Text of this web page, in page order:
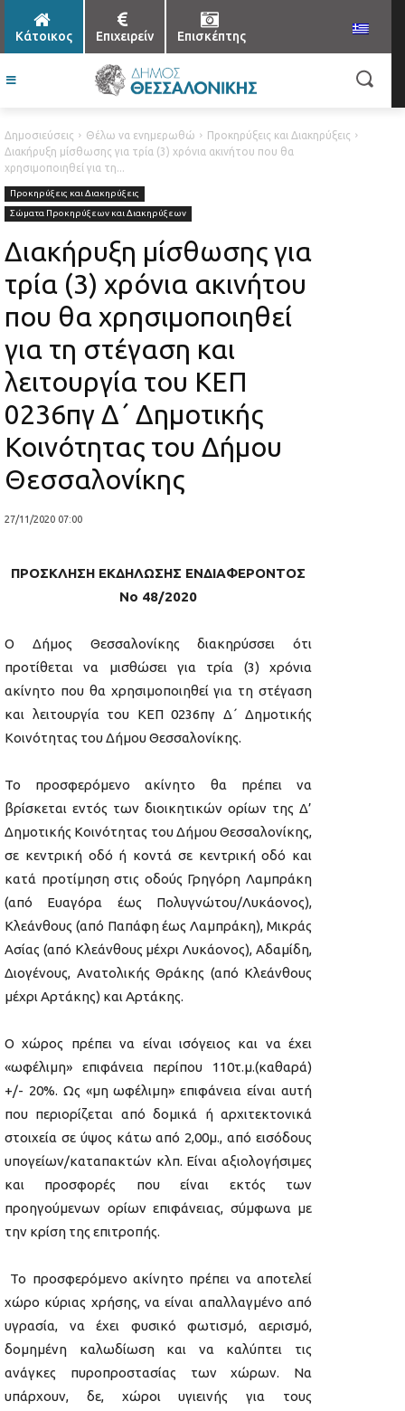
Κάτοικος Επιχειρείν Επισκέπτης
Δημοσιεύσεις Θέλω να ενημερωθώ
Προκηρύξεις και Διακηρύξεις
Διακήρυξη μίσθωσης για τρία (3) χρόνια ακινήτου που θα
χρησιμοποιηθεί για τη...
Προκηρύξεις και Διακηρύξεις
Σώματα Προκηρύξεων και Διακηρύξεων
Διακήρυξη μίσθωσης για
τρία (3) χρόνια ακινήτου
που θα χρησιμοποιηθεί
για τη στέγαση και
λειτουργία του ΚΕΠ
0236πγ Δ΄ Δημοτικής
Κοινότητας του Δήμου
Θεσσαλονίκης
27/11/2020 07:00
ΠΡΟΣΚΛΗΣΗ ΕΚΔΗΛΩΣΗΣ ΕΝΔΙΑΦΕΡΟΝΤΟΣ
Νο 48/2020
Ο Δήμος Θεσσαλονίκης διακηρύσσει ότι
προτίθεται να μισθώσει για τρία (3) χρόνια
ακίνητο που θα χρησιμοποιηθεί για τη στέγαση
και λειτουργία του ΚΕΠ 0236πγ Δ΄ Δημοτικής
Κοινότητας του Δήμου Θεσσαλονίκης.
Το προσφερόμενο ακίνητο θα πρέπει να
βρίσκεται εντός των διοικητικών ορίων της Δ’
Δημοτικής Κοινότητας του Δήμου Θεσσαλονίκης,
σε κεντρική οδό ή κοντά σε κεντρική οδό και
κατά προτίμηση στις οδούς Γρηγόρη Λαμπράκη
(από Ευαγόρα έως Πολυγνώτου/Λυκάονος),
Κλεάνθους (από Παπάφη έως Λαμπράκη), Μικράς
Ασίας (από Κλεάνθους μέχρι Λυκάονος), Αδαμίδη,
Διογένους, Ανατολικής Θράκης (από Κλεάνθους
μέχρι Αρτάκης) και Αρτάκης.
Ο χώρος πρέπει να είναι ισόγειος και να έχει
«ωφέλιμη» επιφάνεια περίπου 110τ.μ.(καθαρά)
+/- 20%. Ως «μη ωφέλιμη» επιφάνεια είναι αυτή
που περιορίζεται από δομικά ή αρχιτεκτονικά
στοιχεία σε ύψος κάτω από 2,00μ., από εισόδους
υπογείων/καταπακτών κλπ. Είναι αξιολογήσιμες
και προσφορές που είναι εκτός των
προηγούμενων ορίων επιφάνειας, σύμφωνα με
την κρίση της επιτροπής.
Το προσφερόμενο ακίνητο πρέπει να αποτελεί
χώρο κύριας χρήσης, να είναι απαλλαγμένο από
υγρασία, να έχει φυσικό φωτισμό, αερισμό,
δομημένη καλωδίωση και να καλύπτει τις
ανάγκες πυροπροστασίας των χώρων. Να
υπάρχουν, δε, χώροι υγιεινής για τους